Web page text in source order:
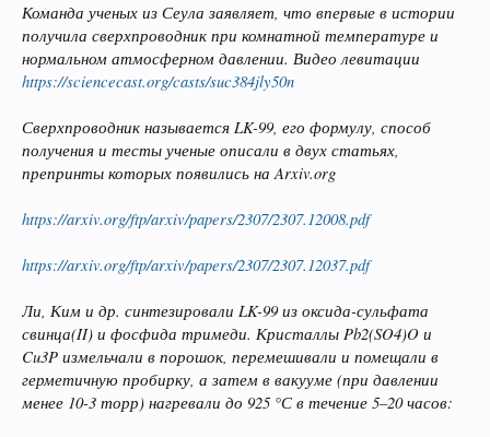
Команда ученых из Сеула заявляет, что впервые в истории
получила сверхпроводник при комнатной температуре и
нормальном атмосферном давлении. Видео левитации
https://sciencecast.org/casts/suc384jly50n
Сверхпроводник называется LK-99, его формулу, способ
получения и тесты ученые описали в двух статьях,
препринты которых появились на Arxiv.org
https://arxiv.org/ftp/arxiv/papers/2307/2307.12008.pdf
https://arxiv.org/ftp/arxiv/papers/2307/2307.12037.pdf
Ли, Ким и др. синтезировали LK-99 из оксида-сульфата
свинца(II) и фосфида тримеди. Кристаллы Pb2(SO4)O и
Cu3P измельчали в порошок, перемешивали и помещали в
герметичную пробирку, а затем в вакууме (при давлении
менее 10-3 торр) нагревали до 925 °С в течение 5–20 часов: